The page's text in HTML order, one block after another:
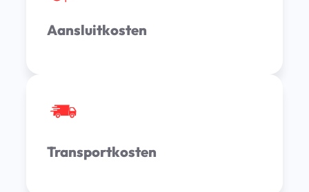
Aansluitkosten
Transportkosten